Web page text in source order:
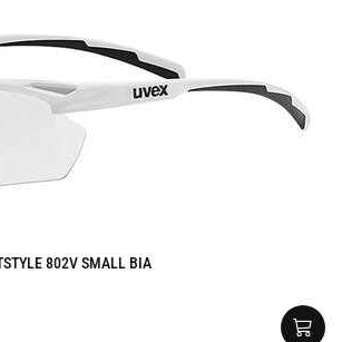
802V SMALL BIA